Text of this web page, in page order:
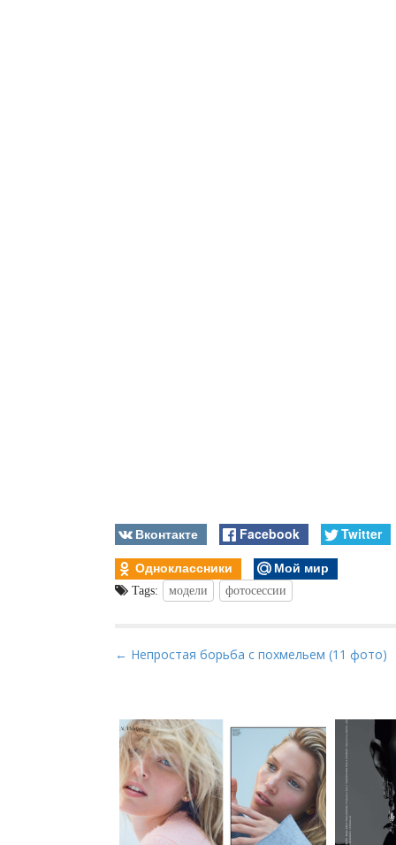
Вконтакте Facebook
Twitter
Одноклассники
Мой мир
Tags: модели фотосессии
P
t
n
a
v
← Непростая борьба с похмельем (11 фото)